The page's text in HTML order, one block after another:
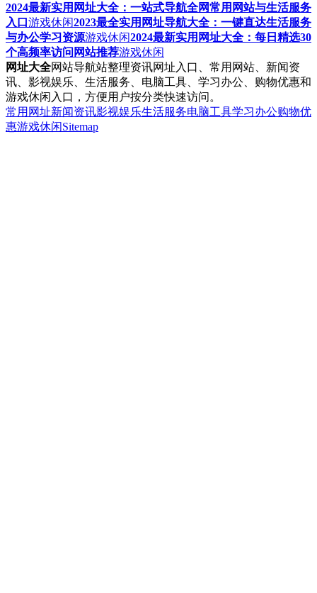
2024最新实用网址大全：一站式导航全网常用网站与生活服务
入口 游戏休闲2023最全实用网址导航大全：一键直达生活服务
与办公学习资源游戏休闲2024最新实用网址大全：每日精选30
个高频率访问网站推荐游戏休闲
网址大全网站导航站整理资讯网址入口、常用网站、新闻资
讯、影视娱乐、生活服务、电脑工具、学习办公、购物优惠和
游戏休闲入口，方便用户按分类快速访问。
常用网址新闻资讯影视娱乐生活服务电脑工具学习办公购物优
惠游戏休闲Sitemap